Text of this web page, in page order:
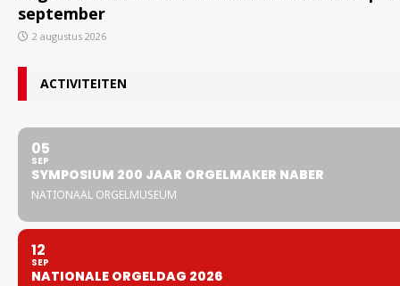
september
2 augustus 2026
ACTIVITEITEN
05
SEP
SYMPOSIUM 200 JAAR ORGELMAKER NABER
NATIONAAL ORGELMUSEUM
12
SEP
NATIONALE ORGELDAG 2026